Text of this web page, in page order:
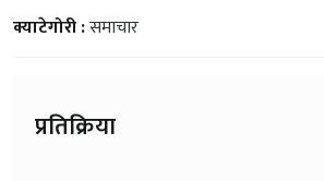
क्याटेगोरी :समाचार
प्रतिक्रिया